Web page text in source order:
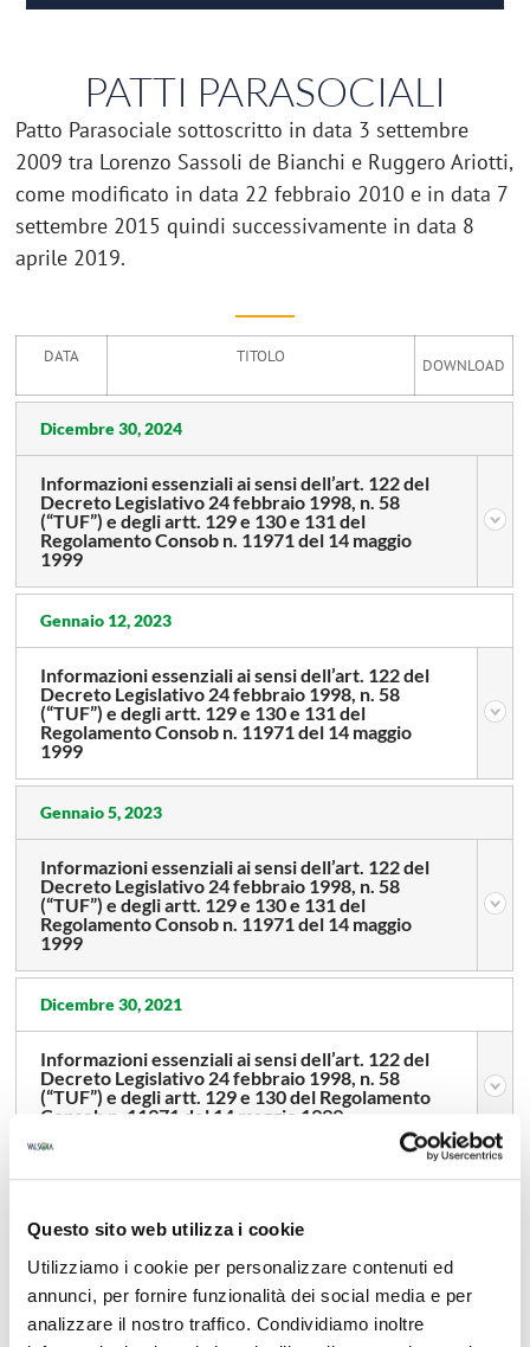
Questo sito web utilizza i cookie
Utilizziamo i cookie per personalizzare contenuti ed
annunci, per fornire funzionalità dei social media e per
analizzare il nostro traffico. Condividiamo inoltre
PATTI PARASOCIALI
Patto Parasociale sottoscritto in data 3 settembre
2009 tra Lorenzo Sassoli de Bianchi e Ruggero Ariotti,
come modificato in data 22 febbraio 2010 e in data 7
settembre 2015 quindi successivamente in data 8
aprile 2019.
DATA TITOLO DOWNLOAD
Dicembre 30, 2024
Informazioni essenziali ai sensi dell’art. 122 del
Decreto Legislativo 24 febbraio 1998, n. 58
(“TUF”) e degli artt. 129 e 130 e 131 del
Regolamento Consob n. 11971 del 14 maggio
1999
Gennaio 12, 2023
Informazioni essenziali ai sensi dell’art. 122 del
Decreto Legislativo 24 febbraio 1998, n. 58
(“TUF”) e degli artt. 129 e 130 e 131 del
Regolamento Consob n. 11971 del 14 maggio
1999
Gennaio 5, 2023
Informazioni essenziali ai sensi dell’art. 122 del
Decreto Legislativo 24 febbraio 1998, n. 58
(“TUF”) e degli artt. 129 e 130 e 131 del
Regolamento Consob n. 11971 del 14 maggio
1999
Dicembre 30, 2021
Informazioni essenziali ai sensi dell’art. 122 del
Decreto Legislativo 24 febbraio 1998, n. 58
(“TUF”) e degli artt. 129 e 130 del Regolamento
Consob n. 11971 del 14 maggio 1999
Dicembre 29, 2020
Informazioni essenziali ai sensi dell’art. 122 del
(“TUF”) e degli artt. 129 e 130 del Regolamento
Consob n. 11971 del 14 maggio 1999